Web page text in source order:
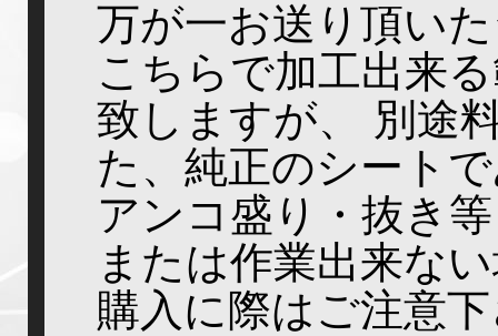
万が一お送り頂い
こちらで加工出来
致しますが、 別途
た、純正のシート
アンコ盛り・抜き
または作業出来な
購入に際はご注意